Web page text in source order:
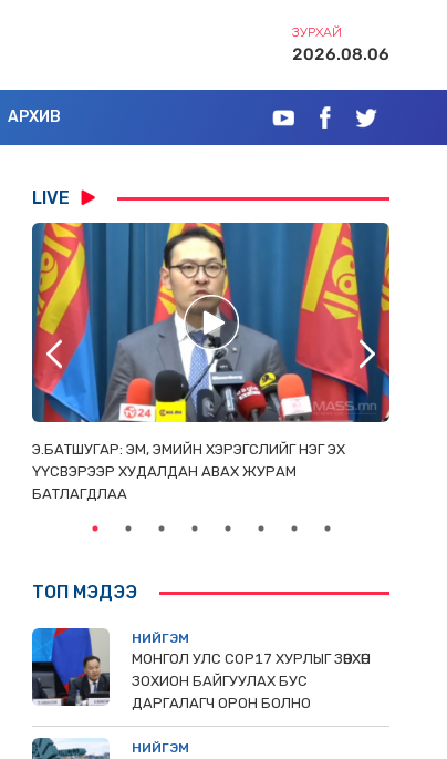
ЗУРХАЙ
2026.08.06
АРХИВ
LIVE
Э.БАТШУГАР: ЭМ, ЭМИЙН ХЭРЭГСЛИЙГ НЭГ ЭХ
ҮҮСВЭРЭЭР ХУДАЛДАН АВАХ ЖУРАМ
БАТЛАГДЛАА
ТОП МЭДЭЭ
НИЙГЭМ
МОНГОЛ УЛС СОР17 ХУРЛЫГ ЗӨВХӨН
ЗОХИОН БАЙГУУЛАХ БУС
ДАРГАЛАГЧ ОРОН БОЛНО
НИЙГЭМ